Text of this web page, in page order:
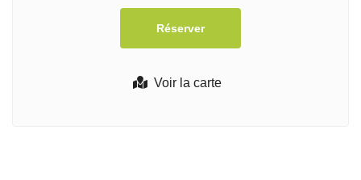
Voir la carte